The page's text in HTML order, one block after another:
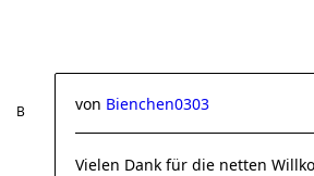
von Bienchen0303
Vielen Dank für die netten